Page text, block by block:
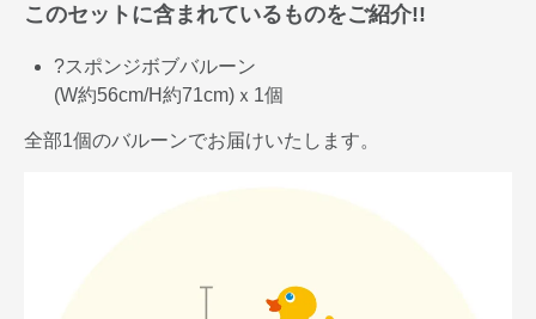
このセットに含まれているものをご紹介!!
?スポンジボブバルーン
(W約56cm/H約71cm)ｘ1個
全部1個のバルーンでお届けいたします。